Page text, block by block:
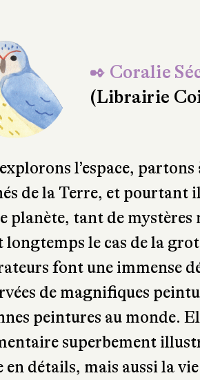
✒ Coralie
(Librairie
l’espace,
de la Terre, et pourtant
planète, tant de mystères
longtemps le cas de la
font une immense
de magnifiques
peintures au monde.
superbement
détails, mais aussi la